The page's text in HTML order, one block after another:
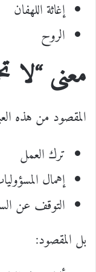
إغاثة اللهفان
الروح
معنى “لا
المقصود من هذه
ترك العمل
إهمال
التوقف عن
بل المقصود: